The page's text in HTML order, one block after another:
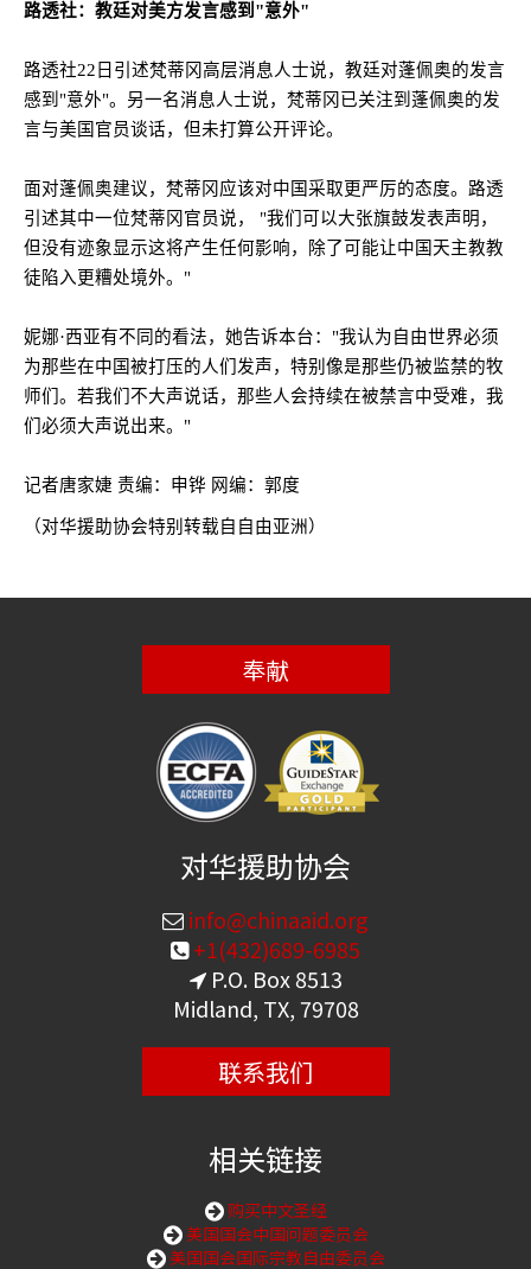
路透社：教廷对美方发言感到 "意外"
路透社22 日引述梵蒂冈高层消息人士说，教廷对蓬佩奥的发言
感到 "意外"。另一名消息人士说，梵蒂冈已关注到蓬佩奥的发
言与美国官员谈话，但未打算公开评论。
面对蓬佩奥建议，梵蒂冈应该对中国采取更严厉的态度。路透
引述其中一位梵蒂冈官员说，
"我们可以大张旗鼓发表声明，
但没有迹象显示这将产生任何影响，除了可能让中国天主教教
徒陷入更糟处境外。 "
妮娜·西亚有不同的看法，她告诉本台： "我认为自由世界必须
为那些在中国被打压的人们发声，特别像是那些仍被监禁的牧
师们。若我们不大声说话，那些人会持续在被禁言中受难，我
们必须大声说出来。 "
记者唐家婕 责编：申铧 网编：郭度
（对华援助协会特别转载自自由亚洲）
奉献
对华援助协会
info@chinaaid.org
+1(432)689-6985
P.O. Box 8513
Midland, TX, 79708
联系我们
相关链接
购买中文圣经
美国国会中国问题委员会
美国国会国际宗教自由委员会